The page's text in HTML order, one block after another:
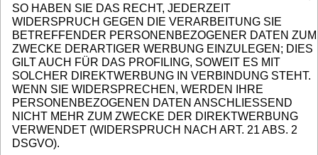
SO HABEN SIE DAS RECHT, JEDERZEIT
WIDERSPRUCH GEGEN DIE VERARBEITUNG SIE
BETREFFENDER PERSONENBEZOGENER DATEN ZUM
ZWECKE DERARTIGER WERBUNG EINZULEGEN; DIES
GILT AUCH FÜR DAS PROFILING, SOWEIT ES MIT
SOLCHER DIREKTWERBUNG IN VERBINDUNG STEHT.
WENN SIE WIDERSPRECHEN, WERDEN IHRE
PERSONENBEZOGENEN DATEN ANSCHLIESSEND
NICHT MEHR ZUM ZWECKE DER DIREKTWERBUNG
VERWENDET (WIDERSPRUCH NACH ART. 21 ABS. 2
DSGVO).